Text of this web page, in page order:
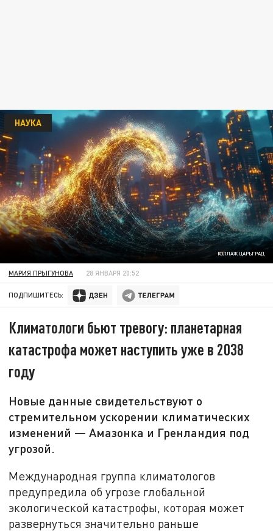
КОЛЛАЖ ЦАРЬГРАД
НАУКА
МАРИЯ ПРЫГУНОВА 28 ЯНВАРЯ 20:52
ПОДПИШИТЕСЬ:
Климатологи бьют тревогу: планетарная
катастрофа может наступить уже в 2038
году
Новые данные свидетельствуют о
стремительном ускорении климатических
изменений — Амазонка и Гренландия под
угрозой.
Международная группа климатологов
предупредила об угрозе глобальной
экологической катастрофы, которая может
развернуться значительно раньше